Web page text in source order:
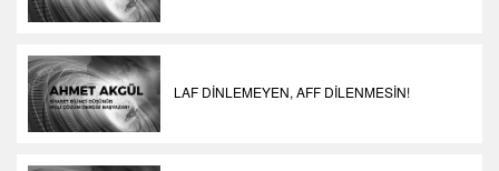
LAF DİNLEMEYEN, AFF DİLENMESİN!